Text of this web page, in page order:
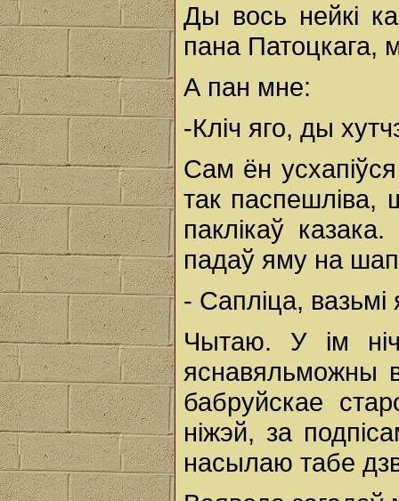
Ды вось нейкі
пана Патоцкага,
А пан мне:
-Кліч яго, ды
Сам ён
так паспешліва,
паклікаў
падаў яму на
- Сапліца, вазьмі
Чытаю. У ім
яснавяльможны
бабруйскае
ніжэй, за
насылаю табе